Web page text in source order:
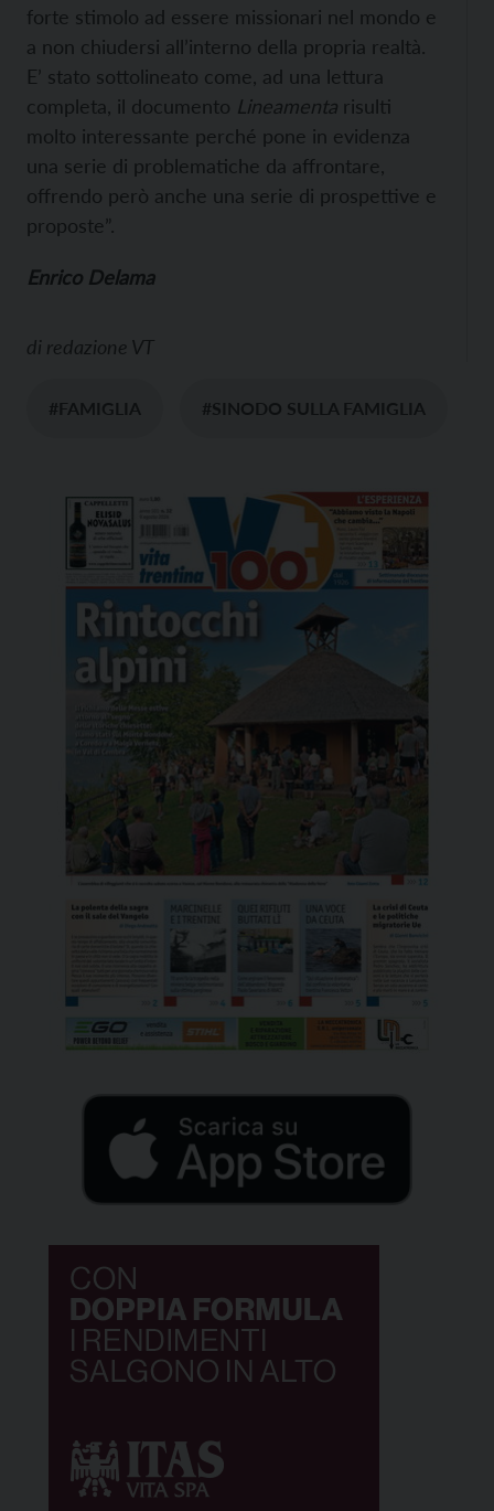
forte stimolo ad essere missionari nel mondo e
a non chiudersi all’interno della propria realtà.
E’ stato sottolineato come, ad una lettura
completa, il documento Lineamenta risulti
molto interessante perché pone in evidenza
una serie di problematiche da affrontare,
offrendo però anche una serie di prospettive e
proposte”.
Enrico Delama
di redazione VT
#FAMIGLIA #SINODO SULLA FAMIGLIA